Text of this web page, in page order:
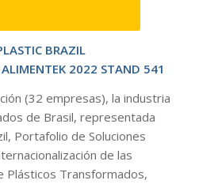
BRAZIL
ALIMENTEK 2022 STAND 541
(32 empresas), la industria
de Brasil, representada
Portafolio de Soluciones
de las
Plásticos Transformados,